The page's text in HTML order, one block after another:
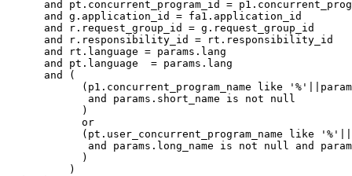
and pt.concurrent_program_id =
      and g.application_id = fa1.application_id
      and r.request_group_id = g.request_group_id
      and r.responsibility_id = rt.responsibility_id
      and rt.language = params.lang
      and pt.language  = params.lang
      and (
(p1.concurrent_program_name like
             and params.short_name is not null
            )
            or
(pt.user_concurrent_program_name like
and params.long_name is not null and
            )
          )